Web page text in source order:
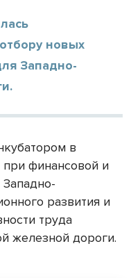
новых
Западно-
в
финансовой и
развития и
труда
железной дороги.